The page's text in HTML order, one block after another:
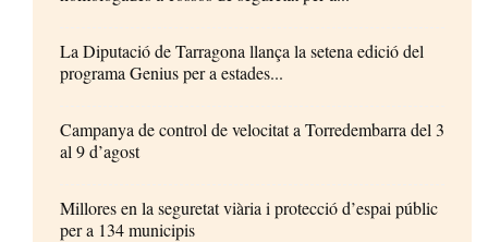
La Diputació de Tarragona llança la setena edició del
programa Genius per a estades...
Campanya de control de velocitat a Torredembarra del 3
al 9 d’agost
Millores en la seguretat viària i protecció d’espai públic
per a 134 municipis